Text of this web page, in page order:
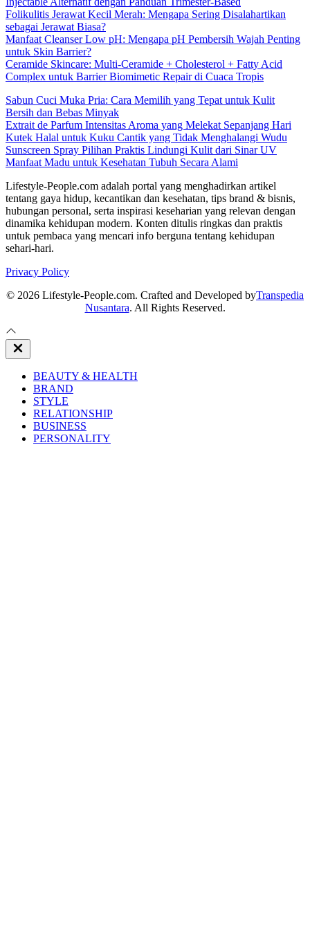
Folikulitis Jerawat Kecil Merah: Mengapa Sering Disalahartikan
sebagai Jerawat Biasa?
Manfaat Cleanser Low pH: Mengapa pH Pembersih Wajah Penting
untuk Skin Barrier?
Ceramide Skincare: Multi-Ceramide + Cholesterol + Fatty Acid
Complex untuk Barrier Biomimetic Repair di Cuaca Tropis
Sabun Cuci Muka Pria: Cara Memilih yang Tepat untuk Kulit
Bersih dan Bebas Minyak
Extrait de Parfum Intensitas Aroma yang Melekat Sepanjang Hari
Kutek Halal untuk Kuku Cantik yang Tidak Menghalangi Wudu
Sunscreen Spray Pilihan Praktis Lindungi Kulit dari Sinar UV
Manfaat Madu untuk Kesehatan Tubuh Secara Alami
Lifestyle-People.com adalah portal yang menghadirkan artikel
tentang gaya hidup, kecantikan dan kesehatan, tips brand & bisnis,
hubungan personal, serta inspirasi keseharian yang relevan dengan
dinamika kehidupan modern. Konten ditulis ringkas dan praktis
untuk pembaca yang mencari info berguna tentang kehidupan
sehari-hari.
Privacy Policy
© 2026 Lifestyle-People.com. Crafted and Developed byTranspedia
Nusantara. All Rights Reserved.
Close
Off
BEAUTY & HEALTH
BRAND
STYLE
RELATIONSHIP
BUSINESS
PERSONALITY